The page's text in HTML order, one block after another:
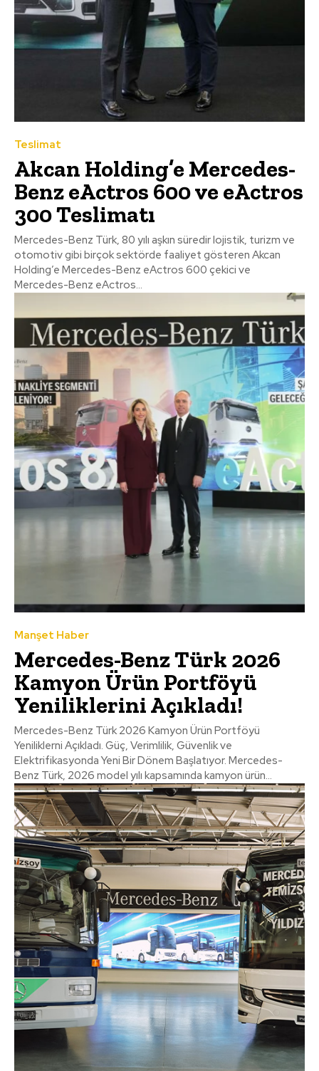
Teslimat
Akcan Holding’e Mercedes-
Benz eActros 600 ve eActros
300 Teslimatı
Mercedes-Benz Türk, 80 yılı aşkın süredir lojistik, turizm ve
otomotiv gibi birçok sektörde faaliyet gösteren Akcan
Holding’e Mercedes-Benz eActros 600 çekici ve
Mercedes-Benz eActros...
Manşet Haber
Mercedes-Benz Türk 2026
Kamyon Ürün Portföyü
Yeniliklerini Açıkladı!
Mercedes-Benz Türk 2026 Kamyon Ürün Portföyü
Yeniliklerni Açıkladı. Güç, Verimlilik, Güvenlik ve
Elektrifikasyonda Yeni Bir Dönem Başlatıyor. Mercedes-
Benz Türk, 2026 model yılı kapsamında kamyon ürün...